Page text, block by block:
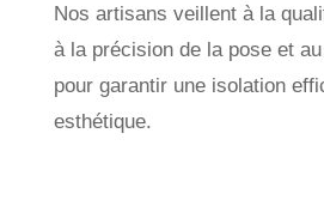
Nos artisans veillent à la
à la précision de la pose et
pour garantir une isolation
esthétique.